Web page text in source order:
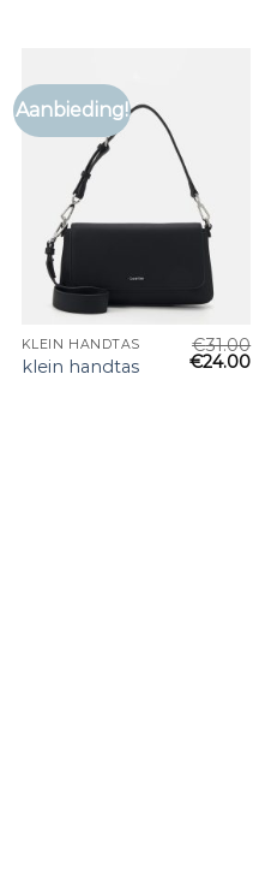
Aanbieding!
KLEIN HANDTAS
klein handtas
€31.00
€24.00